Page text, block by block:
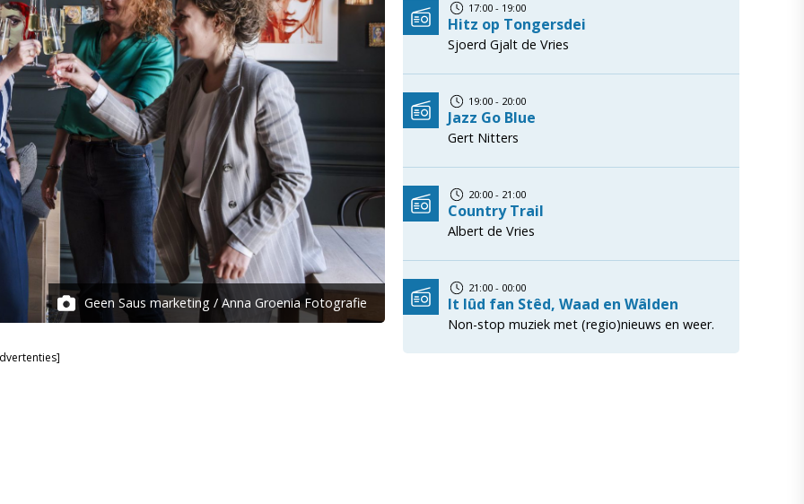
Geen Saus marketing / Anna Groenia Fotografie
17:00 - 19:00
Hitz op Tongersdei
Sjoerd Gjalt de Vries
19:00 - 20:00
Jazz Go Blue
Gert Nitters
20:00 - 21:00
Country Trail
Albert de Vries
21:00 - 00:00
It lûd fan Stêd, Waad en Wâlden
Non-stop muziek met (regio)nieuws en weer.